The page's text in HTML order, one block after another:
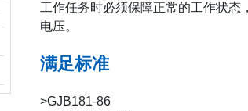
工作任务时必须保障正常的工作状
电压。
满足标准
>GJB181-86